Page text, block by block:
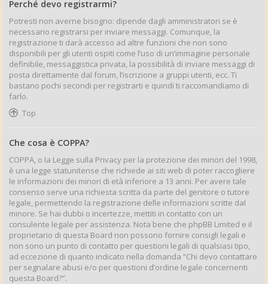
Perché devo registrarmi?
Potresti non averne bisogno: dipende dagli amministratori se è
necessario registrarsi per inviare messaggi. Comunque, la
registrazione ti darà accesso ad altre funzioni che non sono
disponibili per gli utenti ospiti come l’uso di un’immagine personale
definibile, messaggistica privata, la possibilità di inviare messaggi di
posta direttamente dal forum, l’iscrizione a gruppi utenti, ecc. Ti
bastano pochi secondi per registrarti e quindi ti raccomandiamo di
farlo.
Top
Che cosa è COPPA?
COPPA, o la Legge sulla Privacy per la protezione dei minori del 1998,
è una legge statunitense che richiede ai siti web di poter raccogliere
le informazioni dei minori di età inferiore a 13 anni. Per avere tale
consenso serve una richiesta scritta da parte del genitore o tutore
legale, permettendo la registrazione delle informazioni scritte dal
minore. Se hai dubbi o incertezze, mettiti in contatto con un
consulente legale per assistenza. Nota bene che phpBB Limited e il
proprietario di questa Board non possono fornire consigli legali e
non sono un punto di contatto per questioni legali di qualsiasi tipo,
ad eccezione di quanto indicato nella domanda “Chi devo contattare
per segnalare abusi e/o per questioni d’ordine legale concernenti
questa Board?”.